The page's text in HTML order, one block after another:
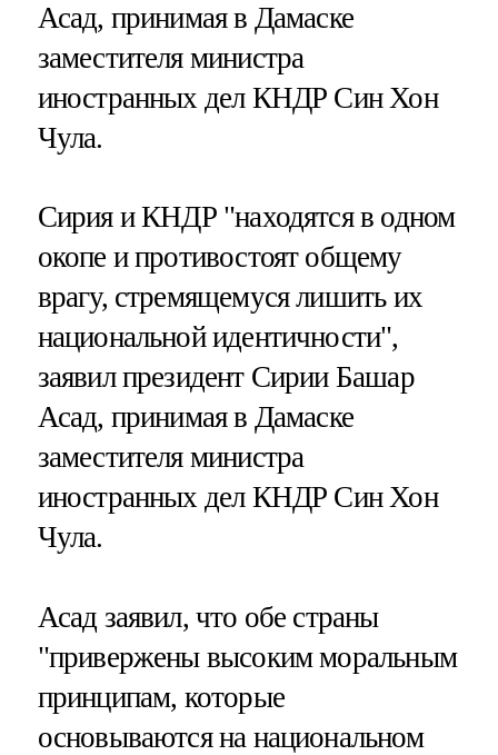
Асад, принимая в Дамаске
заместителя министра
иностранных дел КНДР Син Хон
Чула.
Сирия и КНДР "находятся в одном
окопе и противостоят общему
врагу, стремящемуся лишить их
национальной идентичности",
заявил президент Сирии Башар
Асад, принимая в Дамаске
заместителя министра
иностранных дел КНДР Син Хон
Чула.
Асад заявил, что обе страны
"привержены высоким моральным
принципам, которые
основываются на национальном